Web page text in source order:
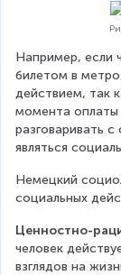
Например, если
билетом в
действием, так
момента оплаты
разговаривать
являться
Немецкий
социальных
Ценностно-
человек
взглядов на